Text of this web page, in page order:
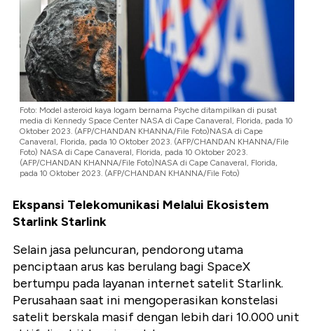
Foto: Model asteroid kaya logam bernama Psyche ditampilkan di pusat
media di Kennedy Space Center NASA di Cape Canaveral, Florida, pada 10
Oktober 2023. (AFP/CHANDAN KHANNA/File Foto)NASA di Cape
Canaveral, Florida, pada 10 Oktober 2023. (AFP/CHANDAN KHANNA/File
Foto) NASA di Cape Canaveral, Florida, pada 10 Oktober 2023.
(AFP/CHANDAN KHANNA/File Foto)NASA di Cape Canaveral, Florida,
pada 10 Oktober 2023. (AFP/CHANDAN KHANNA/File Foto)
Ekspansi Telekomunikasi Melalui Ekosistem
StarlinkStarlink
Selain jasa peluncuran, pendorong utama
penciptaan arus kas berulang bagi SpaceX
bertumpu pada layanan internet satelit Starlink.
Perusahaan saat ini mengoperasikan konstelasi
satelit berskala masif dengan lebih dari 10.000 unit